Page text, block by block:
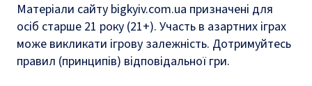
Матеріали сайту bigkyiv.com.ua призначені для
осіб старше 21 року (21+). Участь в азартних іграх
може викликати ігрову залежність. Дотримуйтесь
правил (принципів) відповідальної гри.